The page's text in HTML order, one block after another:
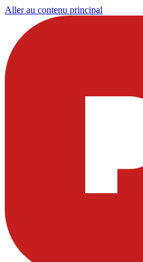
Aller au contenu principal